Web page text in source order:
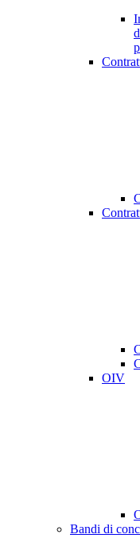
OIV
Bandi di